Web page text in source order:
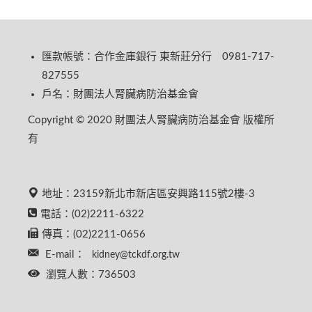
匯款帳號：合作金庫銀行 東新莊分行 0981-717-
827555
戶名：財團法人腎臟病防治基金會
Copyright © 2020 財團法人腎臟病防治基金會 版權所
有
地址：23159新北市新店區安興路115號2樓-3
電話：(02)2211-6322
傳真：(02)2211-0656
E-mail：
kidney@tckdf.org.tw
瀏覽人數：736503